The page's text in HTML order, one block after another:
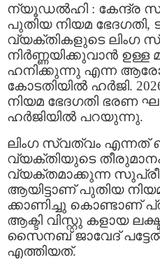
ന്യൂഡൽഹി : കേന്ദ്ര
പുതിയ നിയമ
വ്യക്തികളുടെ ലിംഗ
നിർണ്ണയിക്കുവാൻ
ഹനിക്കുന്നു എന്ന
കോടതിയിൽ ഹർജി.
നിയമ ഭേദഗതി ഭരണ
ഹർജിയിൽ പറയുന്നു.
ലിംഗ സ്വത്വം
വ്യക്തിയുടെ
വ്യക്തമാക്കുന്ന സുപ്രീം
ആയിട്ടാണ് പുതിയ
ക്കാണിച്ചു കൊണ്ടാണ്
ആക്ടി വിസ്റ്റു കളായ
സൈനബ് ജാവേദ്
എത്തിയത്.